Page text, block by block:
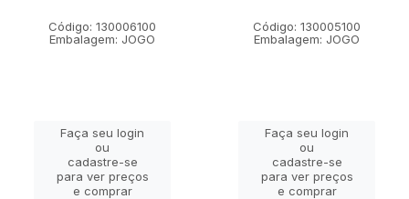
Código: 130006100
Embalagem: JOGO
Faça seu login
ou
cadastre-se
para ver preços
e comprar
Código: 130005100
Embalagem: JOGO
Faça seu login
ou
cadastre-se
para ver preços
e comprar